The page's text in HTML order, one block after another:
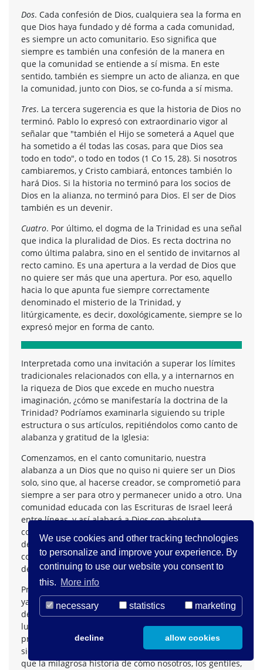
We use cookies and other tracking technologies
to personalize and improve your experience. By
continuing to use our website you consent to
this. More info
necessary statistics marketing
decline allow cookies
Dos. Cada confesión de Dios, cualquiera sea la forma en
que Dios haya fundado y dé forma a cada comunidad,
es siempre un acto comunitario. Eso significa que
siempre es también una confesión de la manera en
que la comunidad se entiende a sí misma. En este
sentido, también es siempre un acto de alianza, en que
la comunidad, junto con Dios, se co-funda a sí misma.
Tres. La tercera sugerencia es que la historia de Dios no
terminó. Pablo lo expresó con extraordinario vigor al
señalar que "también el Hijo se someterá a Aquel que
ha sometido a él todas las cosas, para que Dios sea
todo en todo", o todo en todos (1 Co 15, 28). Si nosotros
cambiaremos, y Cristo cambiará, entonces también lo
hará Dios. Si la historia no terminó para los socios de
Dios en la alianza, no terminó para Dios. El ser de Dios
también es un devenir.
Cuatro. Por último, el dogma de la Trinidad es una señal
que indica la pluralidad de Dios. Es recta doctrina no
como última palabra, sino en el sentido de invitarnos al
recto camino. Es una apertura a la verdad de Dios que
no quiere ser más que una apertura. Por eso, aquello
hacia lo que apunta fue siempre correctamente
denominado el misterio de la Trinidad, y
litúrgicamente, es decir, doxológicamente, siempre se lo
expresó mejor en forma de canto.
Interpretada como una invitación a superar los límites
tradicionales relacionados con ella, y a internarnos en
la riqueza de Dios que excede en mucho nuestra
imaginación, ¿cómo se manifestaría la doctrina de la
Trinidad? Podríamos examinarla siguiendo su triple
estructura o sus artículos, repitiéndolos como canto de
alabanza y gratitud de la Iglesia:
Comenzamos, en el canto comunitario, nuestra
alabanza a un Dios que no quiso ni quiere ser un Dios
solo, sino que, al hacerse creador, se comprometió para
siempre a ser para otro y permanecer unido a otro. Una
comunidad educada con las Escrituras de Israel leerá
entre líneas, y así alabará a Dios con absoluta
conciencia de que la historia de Israel de la creación
depende absolutamente de la historia de Israel del
compromiso de Dios con Israel en el Sinaí y está
determinada por ella.
Procedemos luego a alabar a ese Dios de Israel, unido
ya al pueblo de Dios de Israel por haber elegido a uno
de ellos para que fuera para nosotros, los gentiles, el
lugar y la persona ante la que nos encontramos en
presencia de Dios. La historia de Jesús, relatada
siempre según las Escrituras de Israel, no es otra cosa
que la milagrosa historia de cómo nosotros, los gentiles,